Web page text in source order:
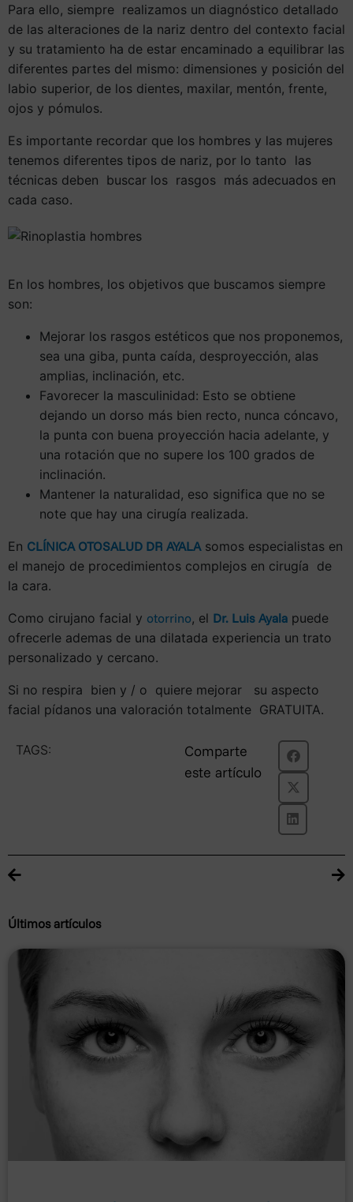
Para ello, siempre realizamos un diagnóstico detallado
de las alteraciones de la nariz dentro del contexto facial
y su tratamiento ha de estar encaminado a equilibrar las
diferentes partes del mismo: dimensiones y posición del
labio superior, de los dientes, maxilar, mentón, frente,
ojos y pómulos.
Es importante recordar que los hombres y las mujeres
tenemos diferentes tipos de nariz, por lo tanto las
técnicas deben buscar los rasgos más adecuados en
cada caso.
En los hombres, los objetivos que buscamos siempre
son:
Mejorar los rasgos estéticos que nos proponemos,
sea una giba, punta caída, desproyección, alas
amplias, inclinación, etc.
Favorecer la masculinidad: Esto se obtiene
dejando un dorso más bien recto, nunca cóncavo,
la punta con buena proyección hacia adelante, y
una rotación que no supere los 100 grados de
inclinación.
Mantener la naturalidad, eso significa que no se
note que hay una cirugía realizada.
En CLÍNICA OTOSALUD DR AYALAsomos especialistas en
el manejo de procedimientos complejos en cirugía de
la cara.
Como cirujano facial y otorrino, el Dr. Luis Ayala puede
ofrecerle ademas de una dilatada experiencia un trato
personalizado y cercano.
Si no respira bien y / o quiere mejorar su aspecto
facial pídanos una valoración totalmente GRATUITA.
TAGS:
Comparte
este artículo
Últimos artículos